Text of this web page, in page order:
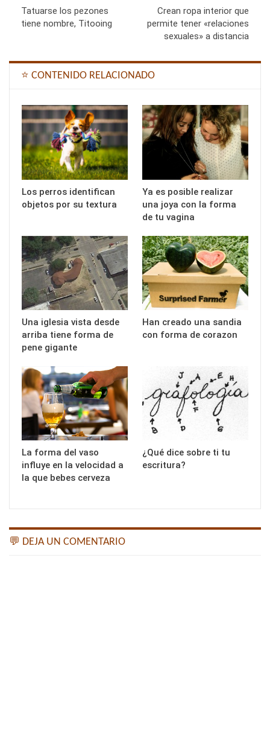
Tatuarse los pezones
tiene nombre, Titooing
Crean ropa interior que
permite tener «relaciones
sexuales» a distancia
⭐ CONTENIDO RELACIONADO
Los perros identifican
objetos por su textura
Ya es posible realizar
una joya con la forma
de tu vagina
Una iglesia vista desde
arriba tiene forma de
pene gigante
Han creado una sandia
con forma de corazon
La forma del vaso
influye en la velocidad a
la que bebes cerveza
¿Qué dice sobre ti tu
escritura?
💬 DEJA UN COMENTARIO